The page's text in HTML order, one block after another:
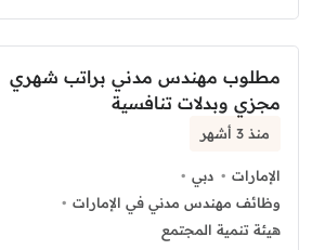
مطلوب مهندس مدني براتب شهري
مجزي وبدلات تنافسية
منذ 3 أشهر
الإمارات
دبي
وظائف مهندس مدني في الإمارات
هيئة تنمية المجتمع